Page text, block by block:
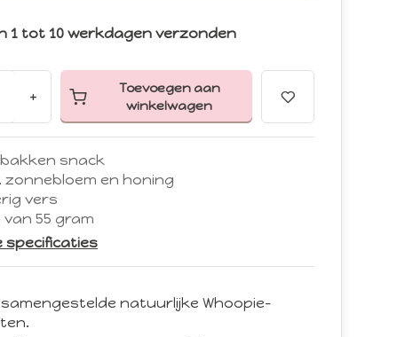
1 tot 10 werkdagen verzonden
+
Toevoegen aan
winkelwagen
snack
zonnebloem en honing
vers
55 gram
specificaties
samengestelde natuurlijke Whoopie-